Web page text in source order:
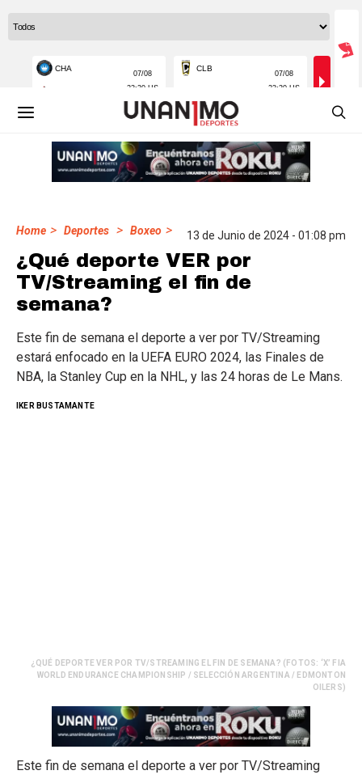
Home > Deportes > Boxeo > 13 de Junio de 2024 - 01:08 pm
¿Qué deporte VER por
TV/Streaming el fin de
semana?
Este fin de semana el deporte a ver por TV/Streaming
estará enfocado en la UEFA EURO 2024, las Finales de
NBA, la Stanley Cup en la NHL, y las 24 horas de Le Mans.
IKER BUSTAMANTE
¿QUÉ DEPORTE VER POR TV/STREAMING EL FIN DE SEMANA? (FOTOS: ‘X’ FIA
WORLD ENDURANCE CHAMPIONSHIP / SELECCIÓN ARGENTINA / EDMONTON
OILERS)
Este fin de semana el deporte a ver por TV/Streaming